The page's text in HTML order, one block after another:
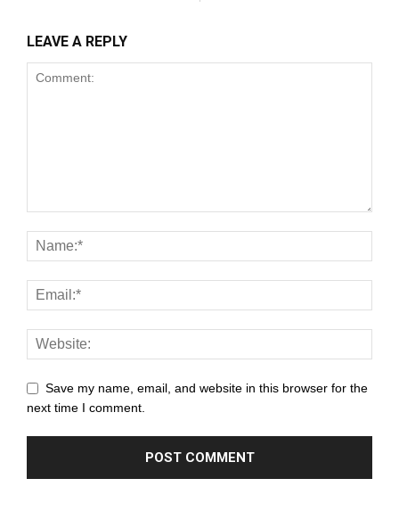
LEAVE A REPLY
Save my name, email, and website in this browser for the
next time I comment.